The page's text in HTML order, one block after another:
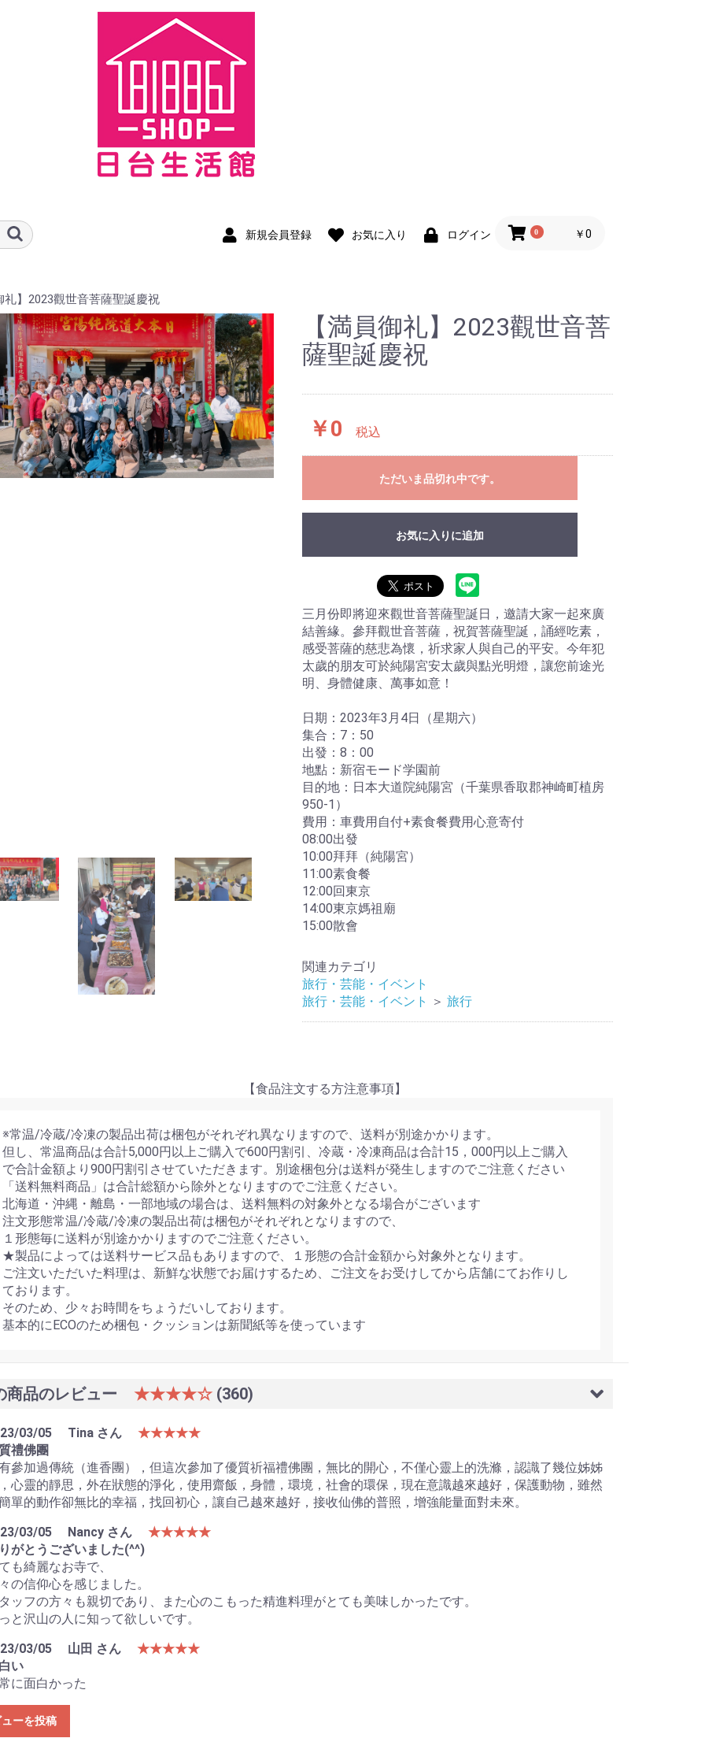
新規会員登録 お気に入り ログイン 0 ￥0
礼】2023觀世音菩薩聖誕慶祝
麺 台湾茶専門店華原
ワイン専門店田中商事
日本酒専門店新義豊
ボディ
フェイシャル
板橋区
新宿区
豊島区
千代田区
港区
目黒区
葛飾区
足立区
江戸川区
練馬区
杉並区
中野区
太田区
渋谷区
江東区
墨田区
台東区
文京区
中央区
北区
タマゴ）
・肉加工品 豚肉
鶏肉
牛肉
鴨肉
料 ビーフン（米粉）
麺
うどん
カップ麺
プ
理
雑穀 チャハン
チマキ（肉粽）
類・水産加工品
・ジャム・シリア
物・梅干し・キム
・きのこ
ーツ・果物
ガン（全素）
タリアン（素食）
豆飲料
ミネラルウォータ
・果実飲料
・紅茶
飲料
オカミルクティー
丹)
黒糖ミルク
料理 喪中おせち料理
お祝い料理
おせち料理＆季節料理
ガーポール料理
料理 台灣年菜料理
類
のき
ック ピールオフタイプ
ジェルタイプパック
モデリングパック
パ
地
生地 Veriella
Lin de Lin
Veriella
Lin de Lin
Veriella
Lin de Lin
ーズ
【満員御礼】2023觀世音菩
薩聖誕慶祝
￥0 税込
ただいま品切れ中です。
お気に入りに追加
三月份即將迎來觀世音菩薩聖誕日，邀請大家一起來廣
結善緣。參拜觀世音菩薩，祝賀菩薩聖誕，誦經吃素，
感受菩薩的慈悲為懷，祈求家人與自己的平安。今年犯
太歲的朋友可於純陽宮安太歲與點光明燈，讓您前途光
明、身體健康、萬事如意！
日期：2023年3月4日（星期六）
集合：7：50
出發：8：00
地點：新宿モード学園前
目的地：日本大道院純陽宮（千葉県香取郡神崎町植房
950-1）
費用：車費用自付+素食餐費用心意寄付
08:00出發
10:00拜拜（純陽宮）
11:00素食餐
12:00回東京
14:00東京媽祖廟
15:00散會
関連カテゴリ
旅行・芸能・イベント
旅行・芸能・イベント
＞ 旅行
品注文する方注意事項】
※常温/冷蔵/冷凍の製品出荷は梱包がそれぞれ異なりますので、送料が別途かかります。
但し、常温商品は合計5,000円以上ご購入で600円割引、冷蔵・冷凍商品は合計15，000円以上ご購入
で合計金額より900円割引させていただきます。別途梱包分は送料が発生しますのでご注意ください
「送料無料商品」は合計総額から除外となりますのでご注意ください。
北海道・沖縄・離島・一部地域の場合は、送料無料の対象外となる場合がございます
注文形態常温/冷蔵/冷凍の製品出荷は梱包がそれぞれとなりますので、
１形態毎に送料が別途かかりますのでご注意ください。
★製品によっては送料サービス品もありますので、１形態の合計金額から対象外となります。
ご注文いただいた料理は、新鮮な状態でお届けするため、ご注文をお受けしてから店舗にてお作りし
ております。
そのため、少々お時間をちょうだいしております。
基本的にECOのため梱包・クッションは新聞紙等を使っています
商品のレビュー ★★★★☆ (360)
03/05 Tina さん
★★★★★
禮佛團
參加過傳統（進香團），但這次參加了優質祈福禮佛團，無比的開心，不僅心靈上的洗滌，認識了幾位姊姊
心靈的靜思，外在狀態的淨化，使用齋飯，身體，環境，社會的環保，現在意識越來越好，保護動物，雖然
單的動作卻無比的幸福，找回初心，讓自己越來越好，接收仙佛的普照，增強能量面對未來。
03/05
Nancy さん
★★★★★
がとうございました(^^)
も綺麗なお寺で、
の信仰心を感じました。
ッフの方々も親切であり、また心のこもった精進料理がとても美味しかったです。
と沢山の人に知って欲しいです。
03/05
山田 さん
★★★★★
い
に面白かった
ーを投稿